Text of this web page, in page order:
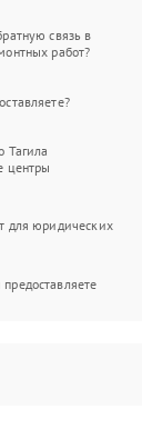
связь в
работ?
Тагила
центры
для юридических